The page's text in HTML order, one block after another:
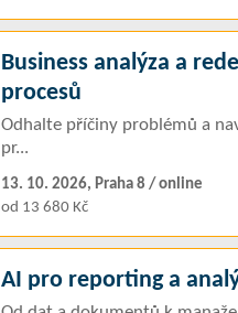
Business analýza a
procesů
Odhalte příčiny problémů a
pr...
13. 10. 2026, Praha 8 / online
od 13 680 Kč
AI pro reporting a